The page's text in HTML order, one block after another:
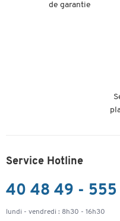
de garantie
Service Hotline
40 48 49 - 555
lundi - vendredi : 8h30 - 16h30